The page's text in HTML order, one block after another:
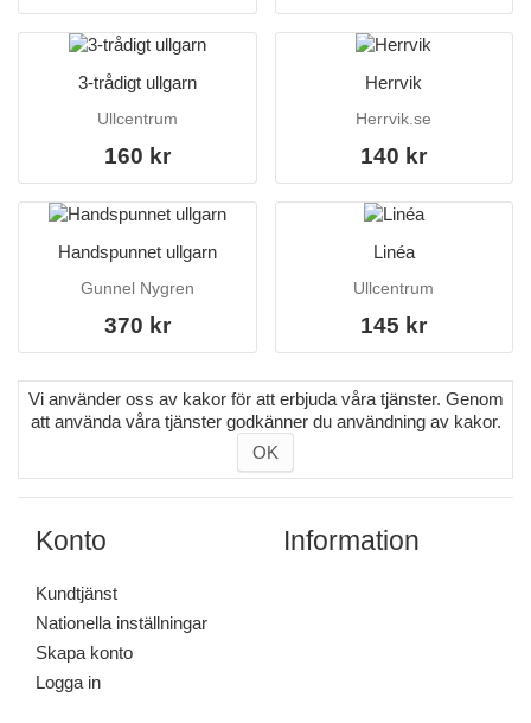
3-trådigt ullgarn
Ullcentrum
160 kr
Herrvik
Herrvik.se
140 kr
Handspunnet ullgarn
Gunnel Nygren
370 kr
Linéa
Ullcentrum
145 kr
Vi använder oss av kakor för att erbjuda våra tjänster. Genom
att använda våra tjänster godkänner du användning av kakor.
OK
Konto
Kundtjänst
Nationella inställningar
Skapa konto
Logga in
Information